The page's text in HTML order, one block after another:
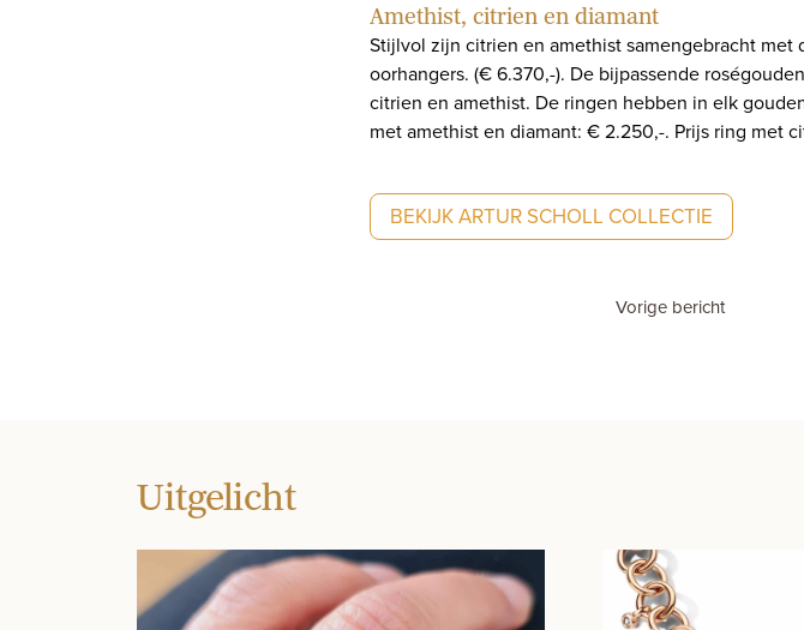
Amethist, citrien en diamant
Stijlvol zijn citrien en amethist samengebracht met
oorhangers. (€ 6.370,-). De bijpassende
citrien en amethist. De ringen hebben in elk
met amethist en diamant: € 2.250,-. Prijs ring met
BEKIJK ARTUR SCHOLL COLLECTIE
Vorige bericht
Uitgelicht